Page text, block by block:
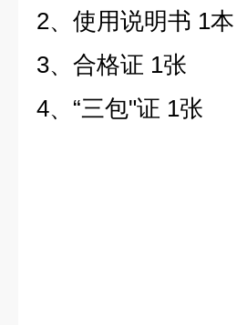
2、使用说明书 1本
3、合格证 1张
4、“三包"证 1张